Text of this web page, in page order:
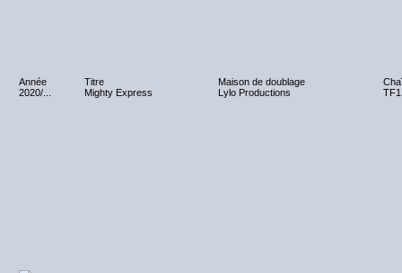
Année Titre Maison de doublage
2020/...
Mighty Express Lylo Productions TF1